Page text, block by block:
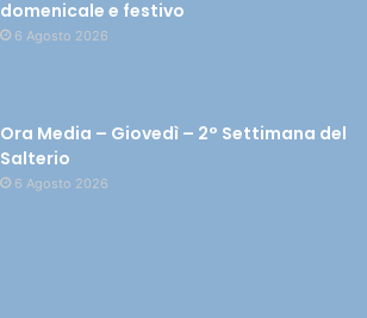
domenicale e festivo
6 Agosto 2026
Ora Media – Giovedì – 2° Settimana del
Salterio
6 Agosto 2026